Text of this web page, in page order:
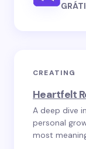
CREATING
Heartfelt
A deep dive
personal
most